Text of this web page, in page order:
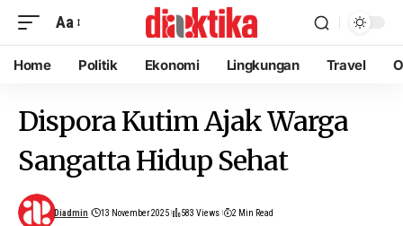
Aa
Home Politik Ekonomi Lingkungan Travel
Dispora Kutim Ajak Warga
Sangatta Hidup Sehat
Diadmin 13 November 2025 583 Views 2 Min Read